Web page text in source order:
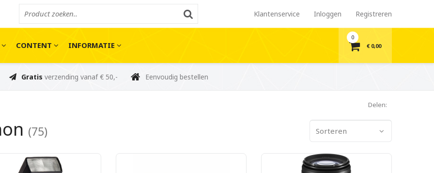
Klantenservice Inloggen Registreren
CONTENT INFORMATIE
0
€ 0,00
Gratis verzending vanaf € 50,- Eenvoudig bestellen
Delen:
Sorteren
(75)